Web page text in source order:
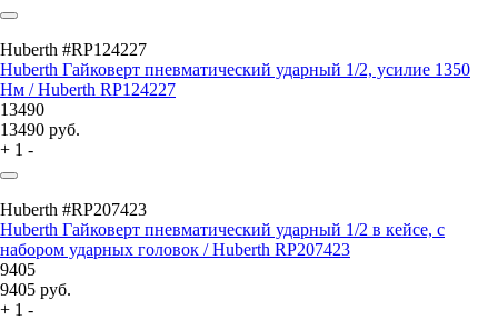
Huberth #RP124227
Huberth Гайковерт пневматический ударный 1/2, усилие 1350
Нм / Huberth RP124227
13490
13490 руб.
+ 1 -
Huberth #RP207423
Huberth Гайковерт пневматический ударный 1/2 в кейсе, с
набором ударных головок / Huberth RP207423
9405
9405 руб.
+ 1 -